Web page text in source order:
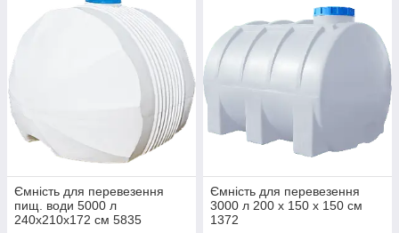
Ємність для перевезення
пищ. води 5000 л
240x210х172 см 5835
Ємність для перевезення
3000 л 200 x 150 x 150 см
1372